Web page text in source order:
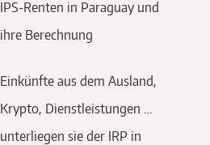
IPS-Renten in Paraguay und
ihre Berechnung
Einkünfte aus dem Ausland,
Krypto, Dienstleistungen …
unterliegen sie der IRP in